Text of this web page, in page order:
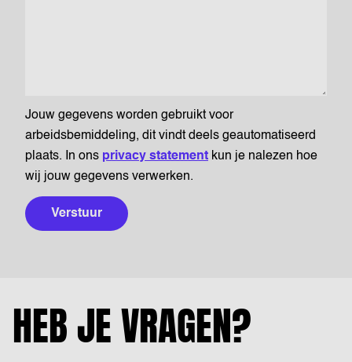
Jouw gegevens worden gebruikt voor
arbeidsbemiddeling, dit vindt deels geautomatiseerd
plaats. In ons privacy statement kun je nalezen hoe
wij jouw gegevens verwerken.
Verstuur
HEB JE VRAGEN?